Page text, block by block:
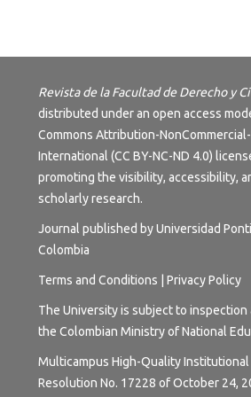
Revista de la Facultad de Derecho y
distributed under an open access
Commons Attribution-
International (CC BY-NC-ND 4.0)
promoting the visibility, accessibility,
scholarly research.
Journal published by Universidad
Colombia
Terms and Conditions Privacy Policy
The University is subject to
the Colombian Ministry of National
Multicampus High-Quality
Resolution No. 17228 of October 24,